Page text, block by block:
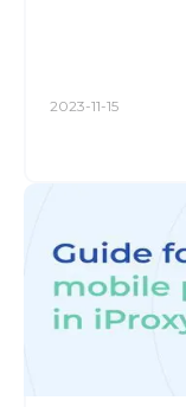
2023-11-15